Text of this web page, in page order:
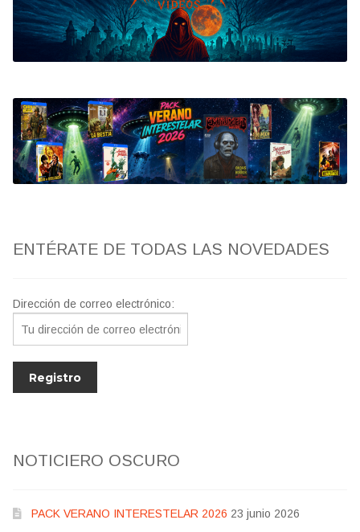
Bluray
Clasificada S
artwork
fantaterror
Jesús Franco
ENTÉRATE DE TODAS LAS NOVEDADES
Dirección de correo electrónico:
NOTICIERO OSCURO
PACK VERANO INTERESTELAR 2026 23 junio 2026